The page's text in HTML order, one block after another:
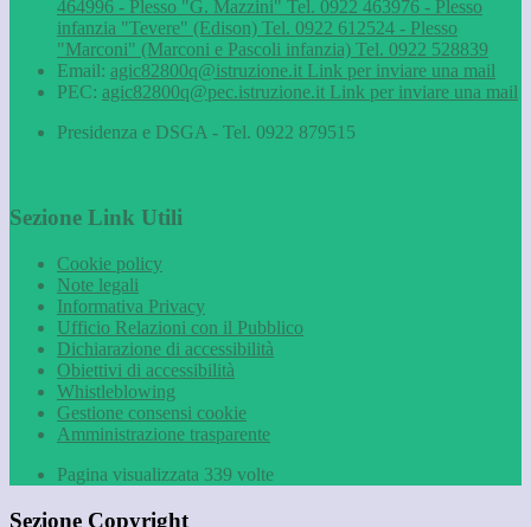
464996 - Plesso "G. Mazzini" Tel. 0922 463976 - Plesso
infanzia "Tevere" (Edison) Tel. 0922 612524 - Plesso
"Marconi" (Marconi e Pascoli infanzia) Tel. 0922 528839
Email: agic82800q@istruzione.it Link per inviare una mail
PEC: agic82800q@pec.istruzione.it Link per inviare una mail
Presidenza e DSGA - Tel. 0922 879515
Sezione Link Utili
Cookie policy
Note legali
Informativa Privacy
Ufficio Relazioni con il Pubblico
Dichiarazione di accessibilità
Obiettivi di accessibilità
Whistleblowing
Gestione consensi cookie
Amministrazione trasparente
Pagina visualizzata 339 volte
Sezione Copyright